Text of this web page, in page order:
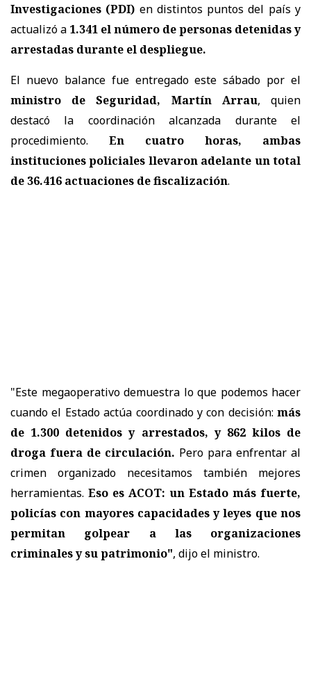
Investigaciones (PDI) en distintos puntos del país y
actualizó a 1.341 el número de personas detenidas y
arrestadas durante el despliegue.
El nuevo balance fue entregado este sábado por el
ministro de Seguridad, Martín Arrau, quien
destacó la coordinación alcanzada durante el
procedimiento. En cuatro horas, ambas
instituciones policiales llevaron adelante un total
de 36.416 actuaciones de fiscalización.
"Este megaoperativo demuestra lo que podemos hacer
cuando el Estado actúa coordinado y con decisión: más
de 1.300 detenidos y arrestados, y 862 kilos de
droga fuera de circulación. Pero para enfrentar al
crimen organizado necesitamos también mejores
herramientas. Eso es ACOT: un Estado más fuerte,
policías con mayores capacidades y leyes que nos
permitan golpear a las organizaciones
criminales y su patrimonio", dijo el ministro.